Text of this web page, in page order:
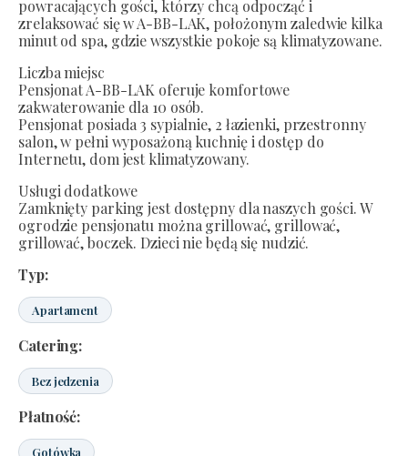
powracających gości, którzy chcą odpocząć i
zrelaksować się w A-BB-LAK, położonym zaledwie kilka
minut od spa, gdzie wszystkie pokoje są klimatyzowane.
Liczba miejsc
Pensjonat A-BB-LAK oferuje komfortowe
zakwaterowanie dla 10 osób.
Pensjonat posiada 3 sypialnie, 2 łazienki, przestronny
salon, w pełni wyposażoną kuchnię i dostęp do
Internetu, dom jest klimatyzowany.
Usługi dodatkowe
Zamknięty parking jest dostępny dla naszych gości. W
ogrodzie pensjonatu można grillować, grillować,
grillować, boczek. Dzieci nie będą się nudzić.
Typ:
Apartament
Catering:
Bez jedzenia
Płatność:
Gotówka